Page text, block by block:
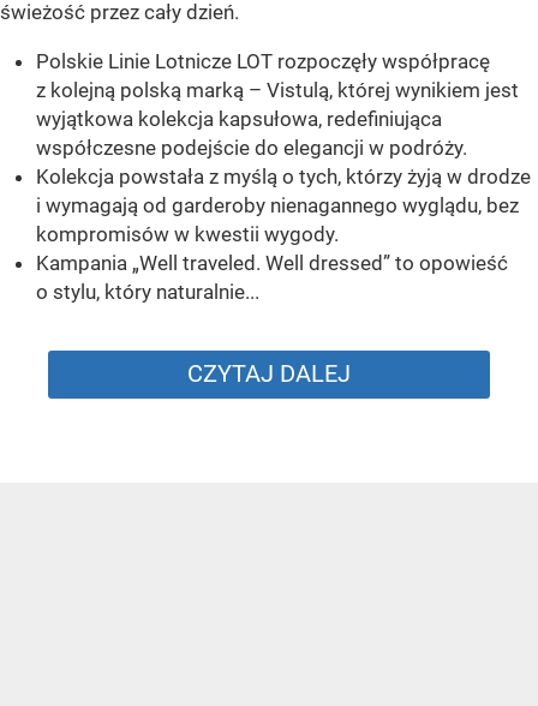
świeżość przez cały dzień.
Polskie Linie Lotnicze LOT rozpoczęły współpracę
z kolejną polską marką – Vistulą, której wynikiem jest
wyjątkowa kolekcja kapsułowa, redefiniująca
współczesne podejście do elegancji w podróży.
Kolekcja powstała z myślą o tych, którzy żyją w drodze
i wymagają od garderoby nienagannego wyglądu, bez
kompromisów w kwestii wygody.
Kampania „Well traveled. Well dressed” to opowieść
o stylu, który naturalnie...
CZYTAJ DALEJ